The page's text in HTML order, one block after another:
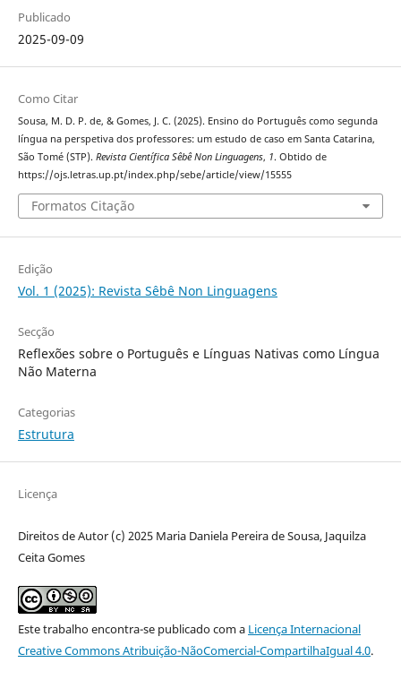
Publicado
2025-09-09
Como Citar
Sousa, M. D. P. de, & Gomes, J. C. (2025). Ensino do Português como segunda
língua na perspetiva dos professores: um estudo de caso em Santa Catarina,
São Tomé (STP). Revista Científica Sêbê Non Linguagens, 1. Obtido de
https://ojs.letras.up.pt/index.php/sebe/article/view/15555
Formatos Citação
Edição
Vol. 1 (2025): Revista Sêbê Non Linguagens
Secção
Reflexões sobre o Português e Línguas Nativas como Língua
Não Materna
Categorias
Estrutura
Licença
Direitos de Autor (c) 2025 Maria Daniela Pereira de Sousa, Jaquilza
Ceita Gomes
Este trabalho encontra-se publicado com a Licença Internacional
Creative Commons Atribuição-NãoComercial-CompartilhaIgual 4.0.